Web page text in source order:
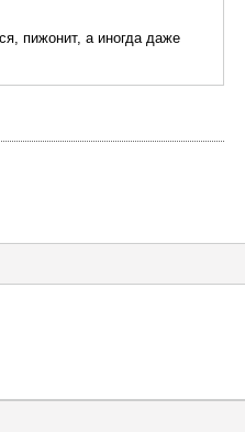
пижонит, а иногда даже